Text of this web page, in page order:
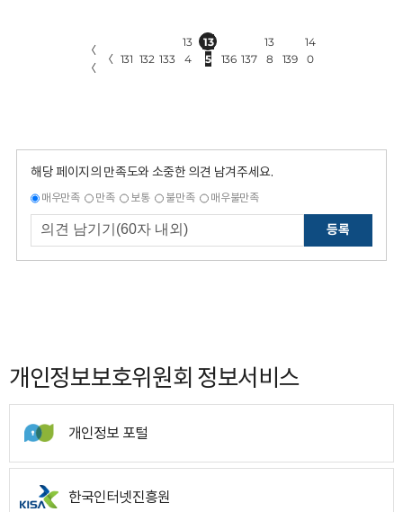
〈
〈
〈 131 132 133
13
4
13
5
136 137
13
8
139
14
0
해당 페이지의 만족도와 소중한 의견 남겨주세요.
매우만족 만족 보통 불만족 매우불만족
등록
개인정보보호위원회 정보서비스
개인정보 포털
한국인터넷진흥원